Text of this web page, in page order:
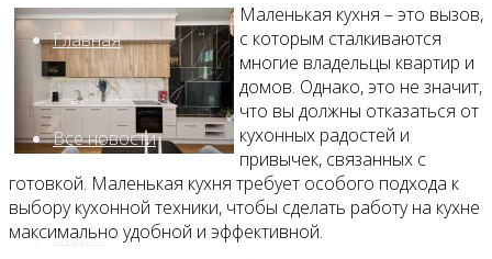
Главная
Все новости
Видео
Маленькая кухня – это вызов,
с которым сталкиваются
многие владельцы квартир и
домов. Однако, это не значит,
что вы должны отказаться от
кухонных радостей и
привычек, связанных с
готовкой. Маленькая кухня требует особого подхода к
выбору кухонной техники, чтобы сделать работу на кухне
максимально удобной и эффективной.